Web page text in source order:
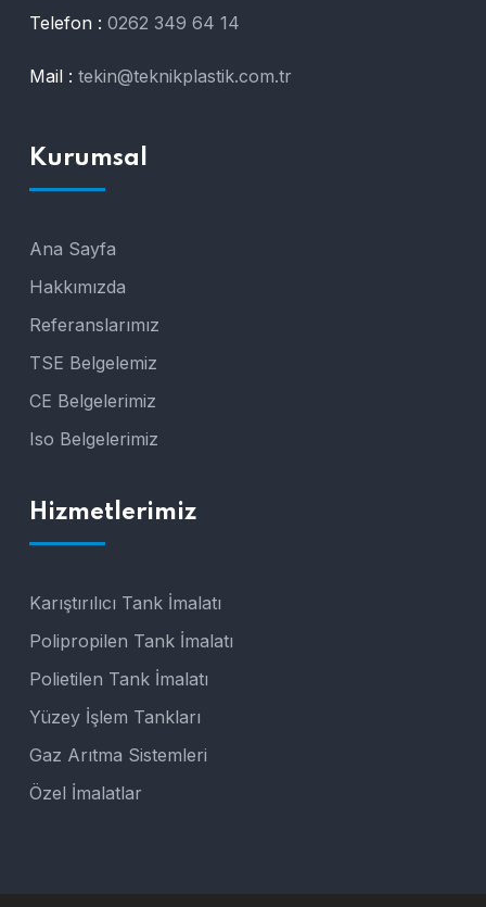
Telefon : 0262 349 64 14
Mail : tekin@teknikplastik.com.tr
Kurumsal
Ana Sayfa
Hakkımızda
Referanslarımız
TSE Belgelemiz
CE Belgelerimiz
Iso Belgelerimiz
Hizmetlerimiz
Karıştırılıcı Tank İmalatı
Polipropilen Tank İmalatı
Polietilen Tank İmalatı
Yüzey İşlem Tankları
Gaz Arıtma Sistemleri
Özel İmalatlar